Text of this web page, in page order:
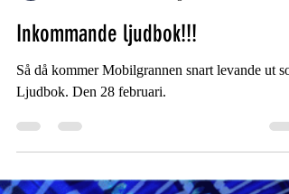
Michael Lust
Inkommande ljudbok!!!
Så då kommer Mobilgrannen snart levande ut